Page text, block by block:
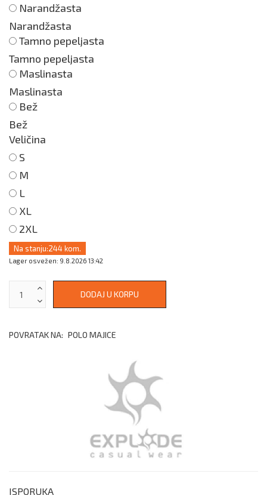
Narandžasta
Narandžasta
Tamno pepeljasta
Tamno pepeljasta
Maslinasta
Maslinasta
Bež
Bež
Veličina
S
M
L
XL
2XL
Na stanju:244 kom.
Lager osvežen: 9.8.2026 13:42
POVRATAK NA: POLO MAJICE
ISPORUKA